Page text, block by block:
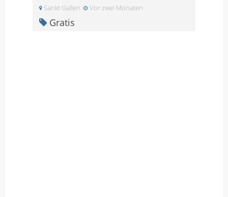
Sankt Gallen Vor zwei Monaten
Gratis